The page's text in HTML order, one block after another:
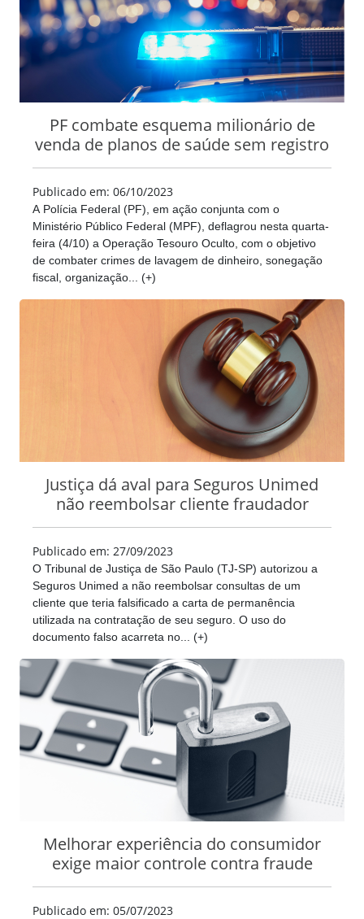
PF combate esquema milionário de
venda de planos de saúde sem registro
Publicado em: 06/10/2023
A Polícia Federal (PF), em ação conjunta com o
Ministério Público Federal (MPF), deflagrou nesta quarta-
feira (4/10) a Operação Tesouro Oculto, com o objetivo
de combater crimes de lavagem de dinheiro, sonegação
fiscal, organização... (+)
Justiça dá aval para Seguros Unimed
não reembolsar cliente fraudador
Publicado em: 27/09/2023
O Tribunal de Justiça de São Paulo (TJ-SP) autorizou a
Seguros Unimed a não reembolsar consultas de um
cliente que teria falsificado a carta de permanência
utilizada na contratação de seu seguro. O uso do
documento falso acarreta no... (+)
Melhorar experiência do consumidor
exige maior controle contra fraude
Publicado em: 05/07/2023